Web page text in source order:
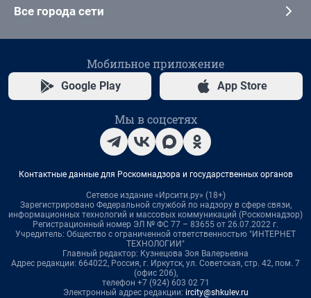
Все города сети
Мобильное приложение
Google Play App Store
Мы в соцсетях
Контактные данные для Роскомнадзора и государственных органов
Сетевое издание «Ирсити.ру» (18+)
Зарегистрировано Федеральной службой по надзору в сфере связи,
информационных технологий и массовых коммуникаций (Роскомнадзор)
Регистрационный номер ЭЛ № ФС 77 – 83655 от 26.07.2022 г.
Учредитель: Общество с ограниченной ответственностью "ИНТЕРНЕТ
ТЕХНОЛОГИИ"
Главный редактор: Кузнецова Зоя Валерьевна
Адрес редакции: 664022, Россия, г. Иркутск, ул. Советская, стр. 42, пом. 7
(офис 206),
телефон +7 (924) 603 02 71
Электронный адрес редакции: ircity@shkulev.ru